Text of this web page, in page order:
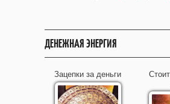
ДЕНЕЖНАЯ ЭНЕРГИЯ
Зацепки за деньги